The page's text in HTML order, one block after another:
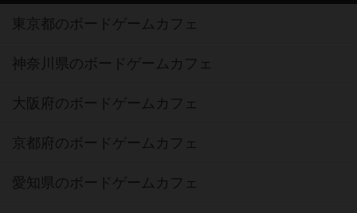
東京都のボードゲームカフェ
神奈川県のボードゲームカフェ
大阪府のボードゲームカフェ
京都府のボードゲームカフェ
愛知県のボードゲームカフェ